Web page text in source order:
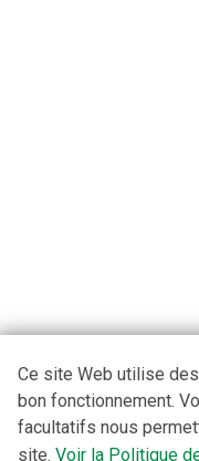
Ce site Web utilise
bon fonctionnement.
facultatifs nous
site. Voir la Politique